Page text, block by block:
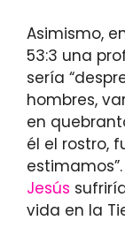
Asimismo,
53:3 una
sería
hombres,
en
él el rostro,
estimamos”.
Jesús
vida en la